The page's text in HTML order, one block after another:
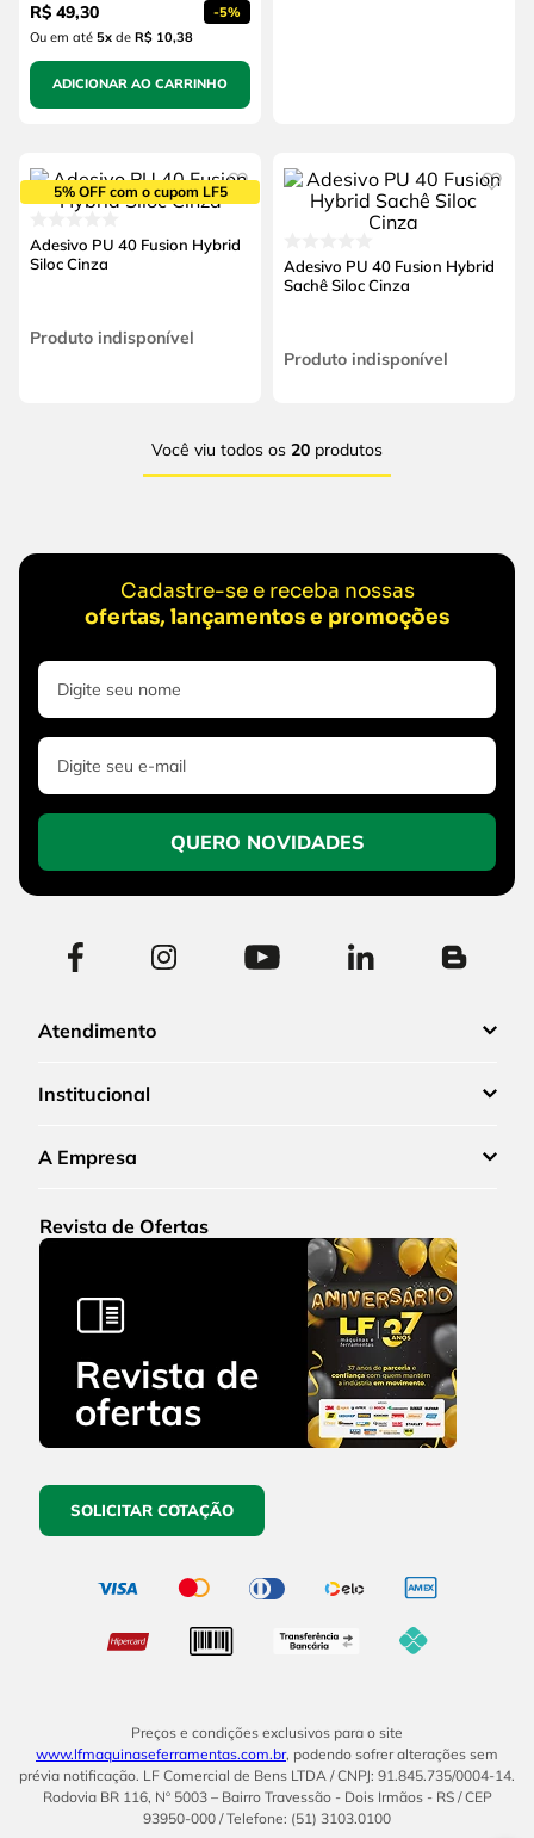
R$ 49,30 -5%
Ou em até 5xde R$ 10,38
ADICIONAR AO CARRINHO
5% OFF com o cupom LF5
Adesivo PU 40 Fusion Hybrid
Siloc Cinza
Produto indisponível
Adesivo PU 40 Fusion Hybrid
Sachê Siloc Cinza
Produto indisponível
Você viu todos os 20 produtos
Cadastre-se e receba nossas
ofertas, lançamentos e promoções
QUERO NOVIDADES
Atendimento
Institucional
A Empresa
Revista de Ofertas
SOLICITAR COTAÇÃO
Preços e condições exclusivos para o site
www.lfmaquinaseferramentas.com.br, podendo sofrer alterações sem
prévia notificação. LF Comercial de Bens LTDA / CNPJ: 91.845.735/0004-14.
Rodovia BR 116, Nº 5003 – Bairro Travessão - Dois Irmãos - RS / CEP
93950-000 / Telefone: (51) 3103.0100